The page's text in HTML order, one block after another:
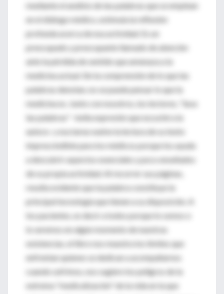
mediante el análisis de las palabras que se emplean
en el diálogo médico, estimula la reflexión
profunda acerca de esa actividad. Es un
preocupado y preocupante llamado de atención
ante la pérdida de sentido que amenaza a la
medicina actual. Sin la comprensión de lo que las
palabras denotan, no se puede pensar lo que la
medicina es. Junto con nosotros, los lectores, "lava
las palabras" -bella expresión que escuché a la
autora- y esa tarea vuelve la lectura de su texto
imprescindible para los médicos porque los ayuda
a descubrir aspectos esenciales y poco enseñados
de su propia actividad. Al recorrer sus páginas,
resulta evidente que la palabra constituye la
principal tecnología que tienen a su disposición. A
los pacientes, es decir a todos porque lo somos o
lo seremos en algún momento de nuestras
existencias, el libro nos muestra los límites que
enfrentan quienes se dedican a acompañarnos
cuando sufrimos, nos sugiere los peligros de la
extrema "medicalización" de la vida en la que